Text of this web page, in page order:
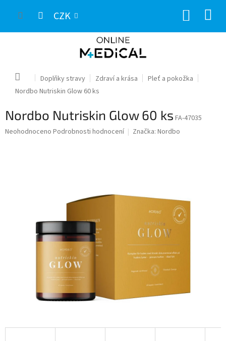
CZK
Domů Doplňky stravy Zdraví a krása
Pleť a pokožka
Nordbo Nutriskin Glow 60 ks
Nordbo Nutriskin Glow 60 ks FA-47035
Průměrné
Neohodnoceno Podrobnosti hodnocení Značka: Nordbo